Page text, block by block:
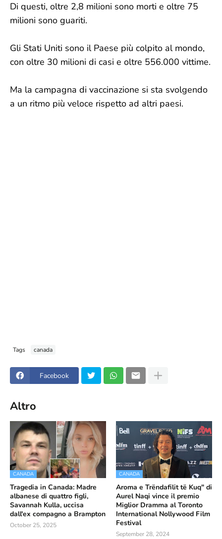
Di questi, oltre 2,8 milioni sono morti e oltre 75
milioni sono guariti.
Gli Stati Uniti sono il Paese più colpito al mondo,
con oltre 30 milioni di casi e oltre 556.000 vittime.
Ma la campagna di vaccinazione si sta svolgendo
a un ritmo più veloce rispetto ad altri paesi.
Tags canada
Facebook
Altro
CANADA
Tragedia in Canada: Madre
albanese di quattro figli,
Savannah Kulla, uccisa
dall'ex compagno a Brampton
October 25, 2025
CANADA
Aroma e Trëndafilit të Kuq" di
Aurel Naqi vince il premio
Miglior Dramma al Toronto
International Nollywood Film
Festival
September 28, 2024